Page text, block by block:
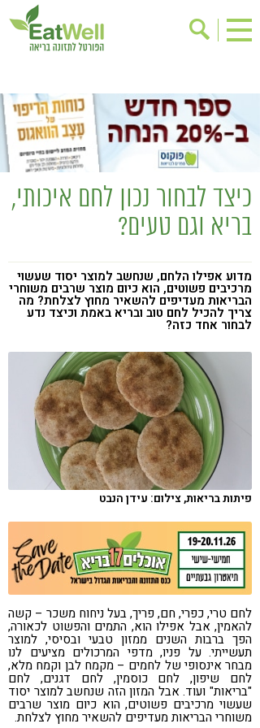
בישול בריא
אינדקס עסקים
ריפוי ומניעת מחלות
בריאות האישה
מתכוני בריאות
אירועים
שינוי תזונתי
גישות בתזונה
דיאטה
ניקוי רעלים
מזונות על
ילדים
תזונה וספורט
הפרעות קשב & ריכוז
אכילה רגשית
רגישות לגלוטן
טעים להכיר
טבעונות
כיצד לבחור נכון לחם איכותי,
בריא וגם טעים?
מדוע אפילו הלחם, שנחשב למוצר יסוד שעשוי
מרכיבים פשוטים, הוא כיום מוצר שרבים משוחרי
הבריאות מעדיפים להשאיר מחוץ לצלחת? מה
צריך להכיל לחם טוב ובריא באמת וכיצד נדע
לבחור אחד כזה?
פיתות בריאות, צילום: עידן הנבט
לחם טרי, כפרי, חם, פריך, בעל ניחוח משכר – קשה
להאמין, אבל אפילו הוא, התמים והפשוט לכאורה,
הפך ברבות השנים ממזון טבעי ובסיסי, למוצר
תעשייתי. על פניו, מדפי המרכולים מציעים לנו
מבחר אינסופי של לחמים – מקמח לבן וקמח מלא,
לחם שיפון, לחם כוסמין, לחם דגנים, לחם
"בריאות" ועוד. אבל המזון הזה שנחשב למוצר יסוד
שעשוי מרכיבים פשוטים, הוא כיום מוצר שרבים
משוחרי הבריאות מעדיפים להשאיר מחוץ לצלחת.